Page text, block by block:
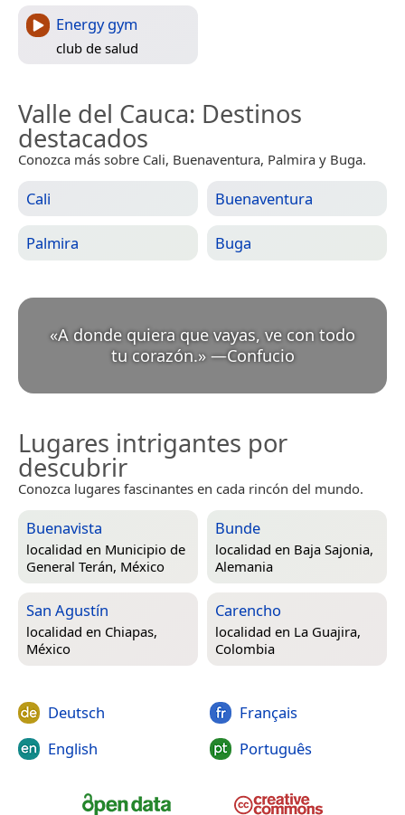
Energy gym
club de salud
Valle del Cauca: Destinos
destacados
Conozca más sobre Cali, Buenaventura, Palmira y Buga.
Cali Buenaventura
Palmira Buga
«A donde quiera que vayas, ve con todo
tu corazón.» —Confucio
Lugares intrigantes por
descubrir
Conozca lugares fascinantes en cada rincón del mundo.
Buenavista
localidad en Municipio de
General Terán, México
Bunde
localidad en Baja Sajonia,
Alemania
San Agustín
localidad en Chiapas,
México
Carencho
localidad en La Guajira,
Colombia
Deutsch
English
Français
Português